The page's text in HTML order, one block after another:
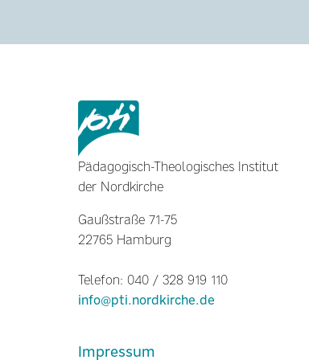
Pädagogisch-Theologisches Institut
der Nordkirche
Gaußstraße 71-75
22765 Hamburg
Telefon: 040 / 328 919 110
info@pti.nordkirche.de
Impressum